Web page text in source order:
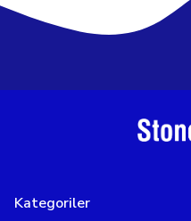
Kategoriler